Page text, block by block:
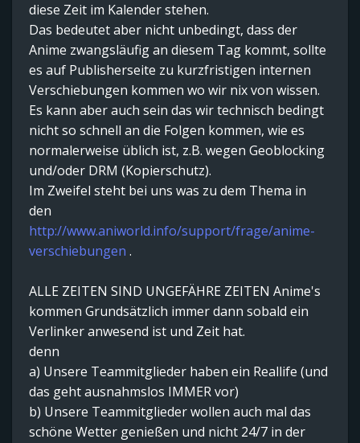
diese Zeit im Kalender stehen.
Das bedeutet aber nicht unbedingt, dass der
Anime zwangsläufig an diesem Tag kommt, sollte
es auf Publisherseite zu kurzfristigen internen
Verschiebungen kommen wo wir nix von wissen.
Es kann aber auch sein das wir technisch bedingt
nicht so schnell an die Folgen kommen, wie es
normalerweise üblich ist, z.B. wegen Geoblocking
und/oder DRM (Kopierschutz).
Im Zweifel steht bei uns was zu dem Thema in
den
http://www.aniworld.info/support/frage/anime-
verschiebungen .
ALLE ZEITEN SIND UNGEFÄHRE ZEITEN Anime's
kommen Grundsätzlich immer dann sobald ein
Verlinker anwesend ist und Zeit hat.
denn
a) Unsere Teammitglieder haben ein Reallife (und
das geht ausnahmslos IMMER vor)
b) Unsere Teammitglieder wollen auch mal das
schöne Wetter genießen und nicht 24/7 in der